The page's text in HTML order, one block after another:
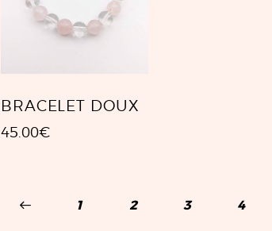
BRACELET DOUX
45.00€
1 2 3 4